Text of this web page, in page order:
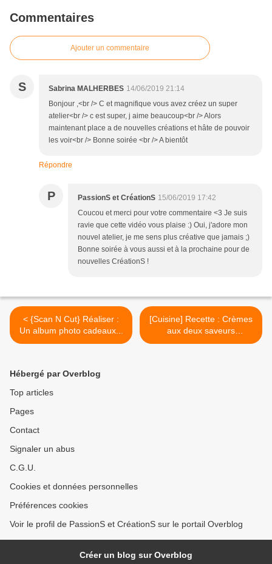
Commentaires
Ajouter un commentaire
S Sabrina MALHERBES 14/06/2019 21:14
Bonjour ,<br /> C et magnifique vous avez créez un super
atelier<br /> c est super, j aime beaucoup<br /> Alors
maintenant place a de nouvelles créations et hâte de pouvoir
les voir<br /> Bonne soirée <br /> A bientôt
Répondre
P PassionS et CréationS 15/06/2019 17:42
Coucou et merci pour votre commentaire <3 Je suis
ravie que cette vidéo vous plaise :) Oui, j'adore mon
nouvel atelier, je me sens plus créative que jamais ;)
Bonne soirée à vous aussi et à la prochaine pour de
nouvelles CréationS !
< {Scan N Cut} Réaliser :
Un album photo cadeaux...
[Cuisine] Recette : Crèmes
aux deux saveurs
THERMOMIX >
Hébergé par Overblog
Top articles
Pages
Contact
Signaler un abus
C.G.U.
Cookies et données personnelles
Préférences cookies
Voir le profil de PassionS et CréationS sur le portail Overblog
Créer un blog sur Overblog